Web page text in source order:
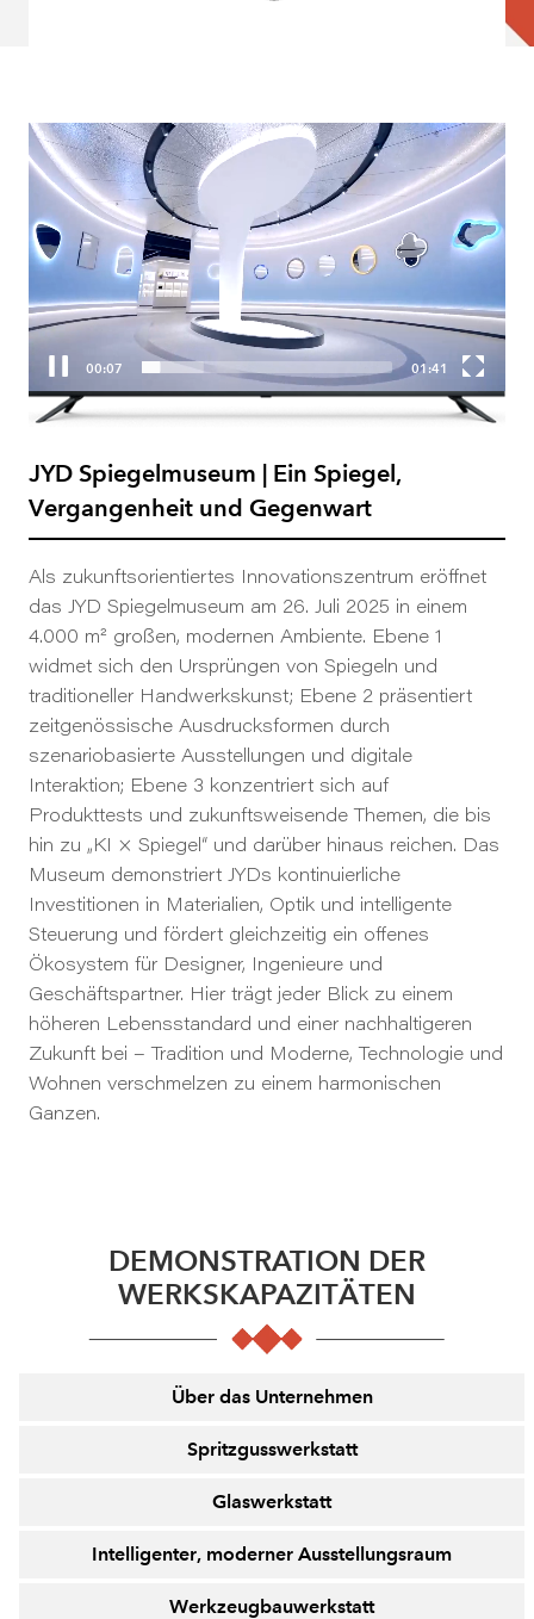
00:09 01:41
JYD Spiegelmuseum | Ein Spiegel,
Vergangenheit und Gegenwart
Als zukunftsorientiertes Innovationszentrum eröffnet
das JYD Spiegelmuseum am 26. Juli 2025 in einem
4.000 m² großen, modernen Ambiente. Ebene 1
widmet sich den Ursprüngen von Spiegeln und
traditioneller Handwerkskunst; Ebene 2 präsentiert
zeitgenössische Ausdrucksformen durch
szenariobasierte Ausstellungen und digitale
Interaktion; Ebene 3 konzentriert sich auf
Produkttests und zukunftsweisende Themen, die bis
hin zu „KI × Spiegel“ und darüber hinaus reichen. Das
Museum demonstriert JYDs kontinuierliche
Investitionen in Materialien, Optik und intelligente
Steuerung und fördert gleichzeitig ein offenes
Ökosystem für Designer, Ingenieure und
Geschäftspartner. Hier trägt jeder Blick zu einem
höheren Lebensstandard und einer nachhaltigeren
Zukunft bei – Tradition und Moderne, Technologie und
Wohnen verschmelzen zu einem harmonischen
Ganzen.
DEMONSTRATION DER
WERKSKAPAZITÄTEN
Über das Unternehmen
Spritzgusswerkstatt
Glaswerkstatt
Intelligenter, moderner Ausstellungsraum
Werkzeugbauwerkstatt